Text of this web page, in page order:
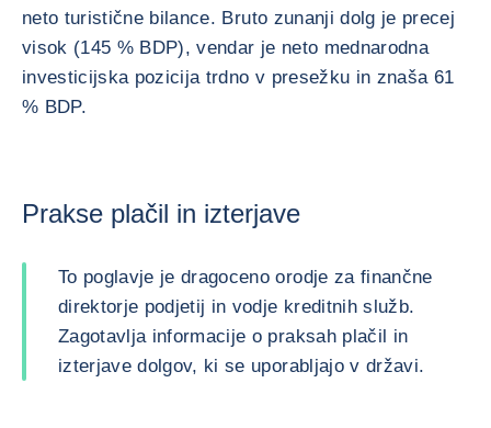
neto turistične bilance. Bruto zunanji dolg je precej
visok (145 % BDP), vendar je neto mednarodna
investicijska pozicija trdno v presežku in znaša 61
% BDP.
Prakse plačil in izterjave
To poglavje je dragoceno orodje za finančne
direktorje podjetij in vodje kreditnih služb.
Zagotavlja informacije o praksah plačil in
izterjave dolgov, ki se uporabljajo v državi.